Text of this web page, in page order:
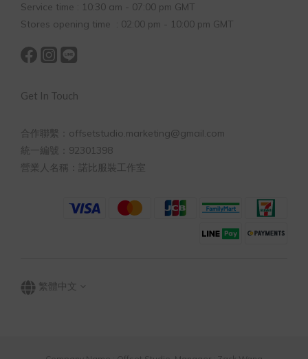
Service time : 10:30 am - 07:00 pm GMT
Stores opening time : 02:00 pm - 10:00 pm GMT
Get In Touch
合作聯繫：offsetstudio.marketing@gmail.com
統一編號：92301398
營業人名稱：諾比服裝工作室
繁體中文